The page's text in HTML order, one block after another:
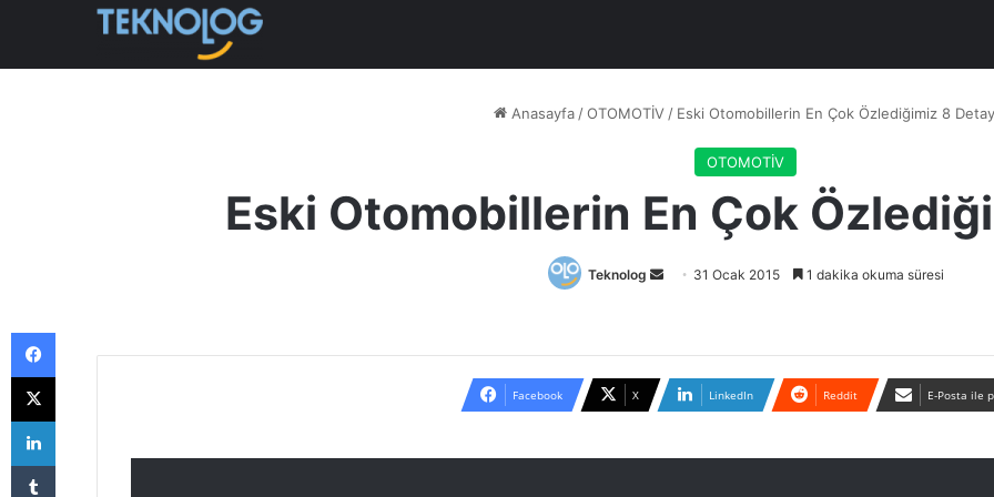
Anasayfa / OTOMOTİV / Eski Otomobillerin En Çok Özlediğimiz 8
OTOMOTİV
Eski Otomobillerin En Çok
Teknolog
Bir
göndermek
31 Ocak 2015 1 dakika okuma süresi
Facebook X LinkedIn Reddit E-Posta ile
Facebook
X
LinkedIn
Tumblr